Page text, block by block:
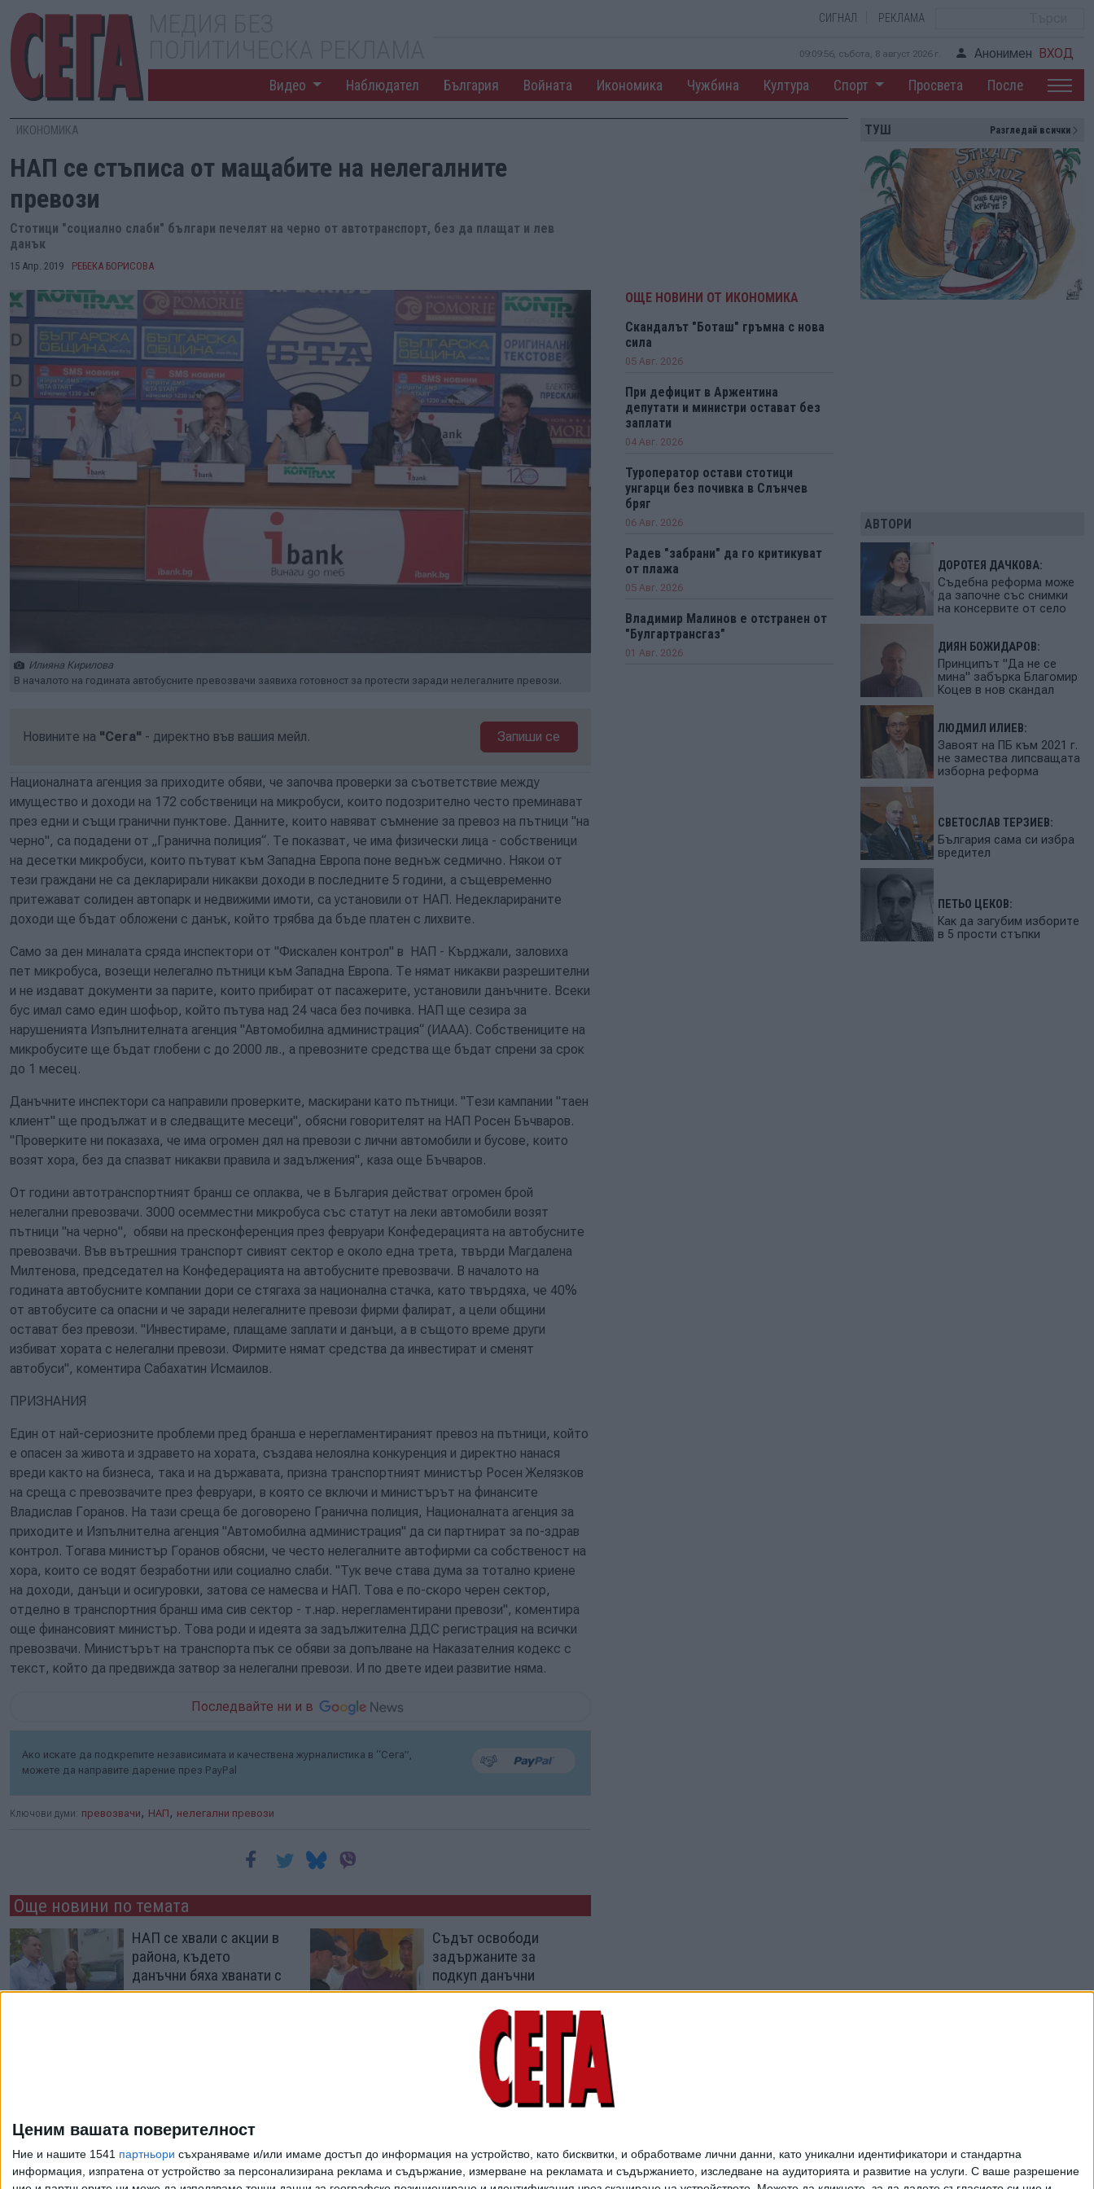
Ценим вашата поверителност
Ние и нашите 1541 партньори съхраняваме и/или имаме достъп до информация на устройство, като бисквитки, и обработваме лични данни, като уникални идентификатори и стандартна
информация, изпратена от устройство за персонализирана реклама и съдържание, измерване на рекламата и съдържанието, изследване на аудиторията и развитие на услуги. С ваше разрешение
СИГНАЛ РЕКЛАМА
09:09:57, събота, 8 август 2026 г. Анонимен ВХОД
Видео Наблюдател България Войната Икономика Чужбина Култура Спорт Просвета После
ИКОНОМИКА
НАП се стъписа от мащабите на нелегалните
превози
Стотици "социално слаби" българи печелят на черно от автотранспорт, без да плащат и лев
данък
15 Апр. 2019 РЕБЕКА БОРИСОВА
Илияна Кирилова
В началото на годината автобусните превозвачи заявиха готовност за протести заради нелегалните превози.
Новините на "Сега" - директно във вашия мейл. Запиши се
Националната агенция за приходите обяви, че започва проверки за съответствие между
имущество и доходи на 172 собственици на микробуси, които подозрително често преминават
през едни и същи гранични пунктове. Данните, които навяват съмнение за превоз на пътници "на
черно", са подадени от „Гранична полиция“. Те показват, че има физически лица - собственици
на десетки микробуси, които пътуват към Западна Европа поне веднъж седмично. Някои от
тези граждани не са декларирали никакви доходи в последните 5 години, а същевременно
притежават солиден автопарк и недвижими имоти, са установили от НАП. Недекларираните
доходи ще бъдат обложени с данък, който трябва да бъде платен с лихвите.
Само за ден миналата сряда инспектори от "Фискален контрол" в НАП - Кърджали, заловиха
пет микробуса, возещи нелегално пътници към Западна Европа. Те нямат никакви разрешителни
и не издават документи за парите, които прибират от пасажерите, установили данъчните. Всеки
бус имал само един шофьор, който пътува над 24 часа без почивка. НАП ще сезира за
нарушенията Изпълнителната агенция "Автомобилна администрация“ (ИААА). Собствениците на
микробусите ще бъдат глобени с до 2000 лв., а превозните средства ще бъдат спрени за срок
до 1 месец.
Данъчните инспектори са направили проверките, маскирани като пътници. "Тези кампании "таен
клиент" ще продължат и в следващите месеци", обясни говорителят на НАП Росен Бъчваров.
"Проверките ни показаха, че има огромен дял на превози с лични автомобили и бусове, които
возят хора, без да спазват никакви правила и задължения", каза още Бъчваров.
От години автотранспортният бранш се оплаква, че в България действат огромен брой
нелегални превозвачи. 3000 осемместни микробуса със статут на леки автомобили возят
пътници "на черно", обяви на пресконференция през февруари Конфедерацията на автобусните
превозвачи. Във вътрешния транспорт сивият сектор е около една трета, твърди Магдалена
Милтенова, председател на Конфедерацията на автобусните превозвачи. В началото на
годината автобусните компании дори се стягаха за национална стачка, като твърдяха, че 40%
от автобусите са опасни и че заради нелегалните превози фирми фалират, а цели общини
остават без превози. "Инвестираме, плащаме заплати и данъци, а в същото време други
избиват хората с нелегални превози. Фирмите нямат средства да инвестират и сменят
автобуси", коментира Сабахатин Исмаилов.
ПРИЗНАНИЯ
Един от най-сериозните проблеми пред бранша е нерегламентираният превоз на пътници, който
е опасен за живота и здравето на хората, създава нелоялна конкуренция и директно нанася
вреди както на бизнеса, така и на държавата, призна транспортният министър Росен Желязков
на среща с превозвачите през февруари, в която се включи и министърът на финансите
Владислав Горанов. На тази среща бе договорено Гранична полиция, Националната агенция за
приходите и Изпълнителна агенция "Автомобилна администрация" да си партнират за по-здрав
контрол. Тогава министър Горанов обясни, че често нелегалните автофирми са собственост на
хора, които се водят безработни или социално слаби. "Тук вече става дума за тотално криене
на доходи, данъци и осигуровки, затова се намесва и НАП. Това е по-скоро черен сектор,
отделно в транспортния бранш има сив сектор - т.нар. нерегламентирани превози", коментира
още финансовият министър. Това роди и идеята за задължителна ДДС регистрация на всички
превозвачи. Министърът на транспорта пък се обяви за допълване на Наказателния кодекс с
текст, който да предвижда затвор за нелегални превози. И по двете идеи развитие няма.
Последвайте ни и в
Ако искате да подкрепите независимата и качествена журналистика в “Сега”,
можете да направите дарение през PayPal
Ключови думи: превозвачи , НАП , нелегални превози
Още новини по темата
НАП се хвали с акции в
района, където
данъчни бяха хванати с
подкуп
Съдът освободи
задържаните за
подкуп данъчни
21 Юли 2026
19 Юли 2026
Борис Михайлов става
шеф на НАП
ОЩЕ НОВИНИ ОТ ИКОНОМИКА
Скандалът "Боташ" гръмна с нова
сила
05 Авг. 2026
При дефицит в Аржентина
депутати и министри остават без
заплати
04 Авг. 2026
Туроператор остави стотици
унгарци без почивка в Слънчев
бряг
06 Авг. 2026
Радев "забрани" да го критикуват
от плажа
05 Авг. 2026
Владимир Малинов е отстранен от
"Булгартрансгаз"
01 Авг. 2026
ТУШ Разгледай всички
АВТОРИ
ДОРОТЕЯ ДАЧКОВА:
Съдебна реформа може
да започне със снимки
на консервите от село
ДИЯН БОЖИДАРОВ:
Принципът "Да не се
мина" забърка Благомир
Коцев в нов скандал
ЛЮДМИЛ ИЛИЕВ:
Завоят на ПБ към 2021 г.
не замества липсващата
изборна реформа
СВЕТОСЛАВ ТЕРЗИЕВ:
България сама си избра
вредител
ПЕТЬО ЦЕКОВ:
Как да загубим изборите
в 5 прости стъпки